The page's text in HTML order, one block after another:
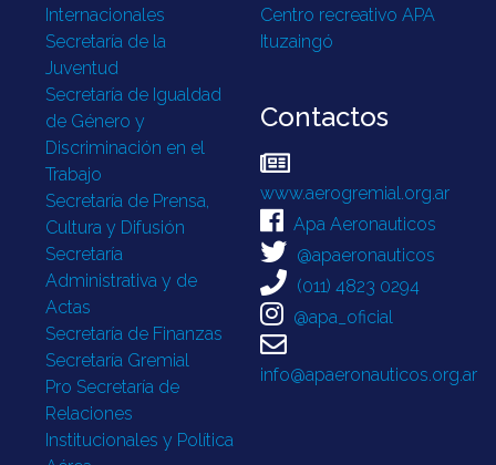
Internacionales
Secretaría de la
Juventud
Secretaría de Igualdad
de Género y
Discriminación en el
Trabajo
Secretaría de Prensa,
Cultura y Difusión
Secretaría
Administrativa y de
Actas
Secretaría de Finanzas
Secretaría Gremial
Pro Secretaría de
Relaciones
Institucionales y Política
Centro recreativo APA
Ituzaingó
Contactos
www.aerogremial.org.ar
Apa Aeronauticos
@apaeronauticos
(011) 4823 0294
@apa_oficial
info@apaeronauticos.org.ar